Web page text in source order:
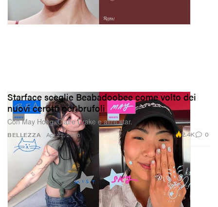
BELLEZZA
Starface sceglie Beabadoobee come volto dei
nuovi cerotti per brufoli
Con May Hong, Claire Drake e altre star.
Apr 22, 2026 2.4K 0